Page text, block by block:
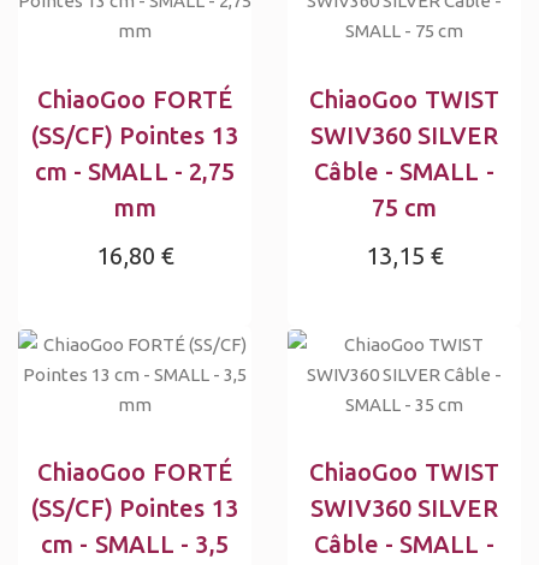
ChiaoGoo FORTÉ
(SS/CF) Pointes 13
cm - SMALL - 2,75
mm
16,80 €
ChiaoGoo TWIST
SWIV360 SILVER
Câble - SMALL -
75 cm
13,15 €
ChiaoGoo FORTÉ
(SS/CF) Pointes 13
cm - SMALL - 3,5
ChiaoGoo TWIST
SWIV360 SILVER
Câble - SMALL -